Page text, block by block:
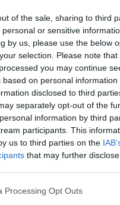
of the sale, sharing to third
or sensitive
by us, please use the below
selection. Please note
you may continue
based on personal information
disclosed to third
separately opt-out of the
information by third
participants. This
us to third parties on the
that may further
website/app uses one or
Processing Opt Outs
Video
is
loading.
not be loaded, either
failed or because the
is not supported.
diffúzorom teljesen